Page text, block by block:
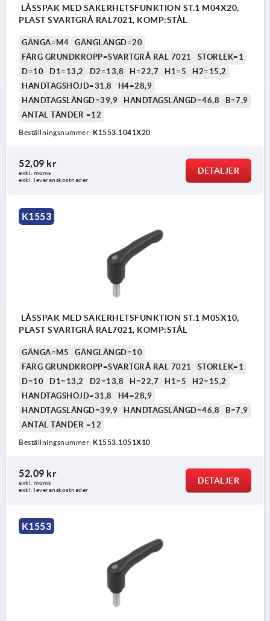
LÅSSPAK MED SÄKERHETSFUNKTION ST.1 M04X20,
PLAST SVARTGRÅ RAL7021, KOMP:STÅL
GÄNGA=M4
GÄNGLÄNGD=20
FÄRG GRUNDKROPP=SVARTGRÅ RAL 7021
STORLEK=1
D=10
D1=13,2 D2=13,8 H=22,7 H1=5
H2=15,2
HANDTAGSHÖJD=31,8
H4=28,9
HANDTAGSLÄNGD=39,9
HANDTAGSLÄNGD=46,8
B=7,9
ANTAL TÄNDER =12
Beställningsnummer: K1553.1041X20
52,09 kr
exkl. moms
exkl. leveranskostnader
DETALJER
K1553
LÅSSPAK MED SÄKERHETSFUNKTION ST.1 M05X10,
PLAST SVARTGRÅ RAL7021, KOMP:STÅL
GÄNGA=M5
GÄNGLÄNGD=10
FÄRG GRUNDKROPP=SVARTGRÅ RAL 7021
STORLEK=1
D=10
D1=13,2 D2=13,8 H=22,7 H1=5
H2=15,2
HANDTAGSHÖJD=31,8
H4=28,9
HANDTAGSLÄNGD=39,9
HANDTAGSLÄNGD=46,8
B=7,9
ANTAL TÄNDER =12
Beställningsnummer: K1553.1051X10
52,09 kr
exkl. moms
exkl. leveranskostnader
DETALJER
K1553